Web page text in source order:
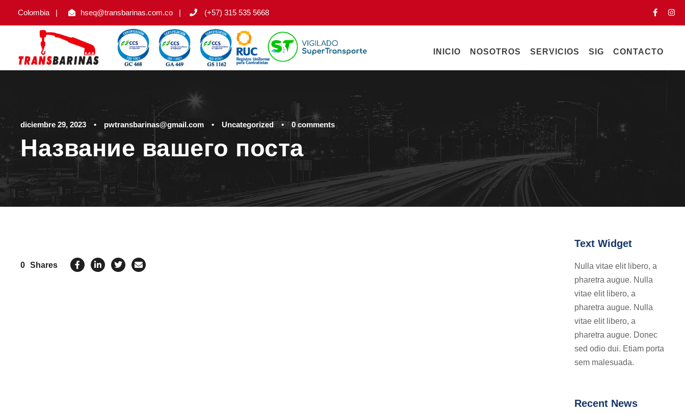
Colombia | hseq@transbarinas.com.co | (+57) 315 535 5668
INICIO NOSOTROS SERVICIOS SIG CONTACTO
diciembre 29, 2023 • pwtransbarinas@gmail.com • Uncategorized • 0 comments
Название вашего поста
0 Shares
Text Widget
Nulla vitae elit libero, a
pharetra augue. Nulla
vitae elit libero, a
pharetra augue. Nulla
vitae elit libero, a
pharetra augue. Donec
sed odio dui. Etiam porta
sem malesuada.
Recent News